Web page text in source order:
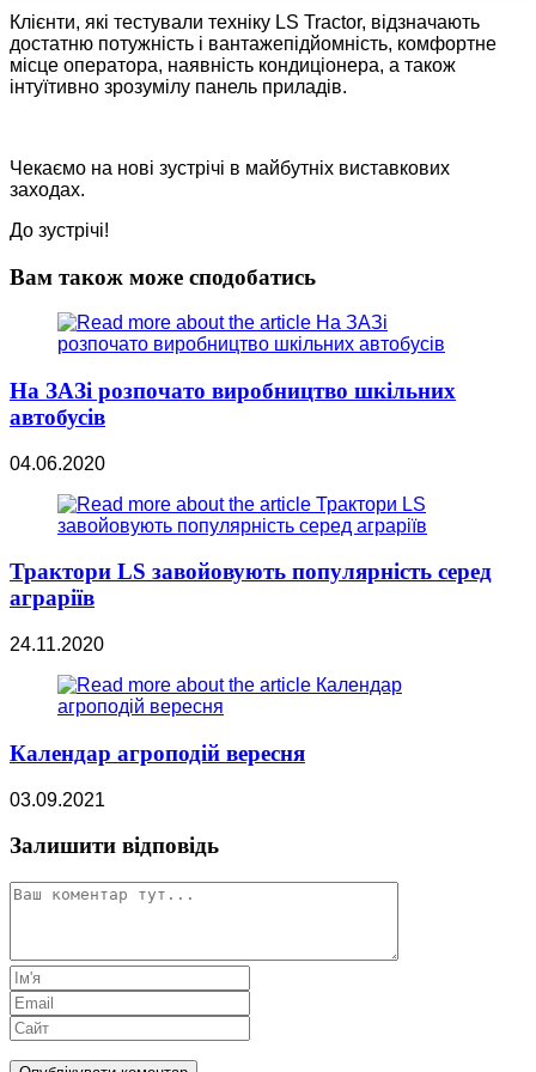
Клієнти, які тестували техніку LS Tractor, відзначають
достатню потужність і вантажепідйомність, комфортне
місце оператора, наявність кондиціонера, а також
інтуїтивно зрозумілу панель приладів.
Чекаємо на нові зустрічі в майбутніх виставкових
заходах.
До зустрічі!
Вам також може сподобатись
На ЗАЗі розпочато виробництво шкільних
автобусів
04.06.2020
Трактори LS завойовують популярність серед
аграріїв
24.11.2020
Календар агроподій вересня
03.09.2021
Залишити відповідь
Коментар
Enter
your
name
or
username
Enter
your
email
address
Введіть
URL-
адресу